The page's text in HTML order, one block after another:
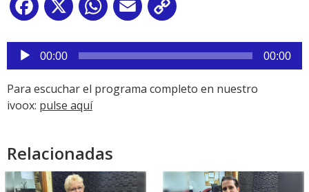
Facebook
X WhatsApp
Email
Reproductor
audio
00:00 00:00
Para escuchar el programa completo en nuestro
ivoox: pulse aquí
Relacionadas